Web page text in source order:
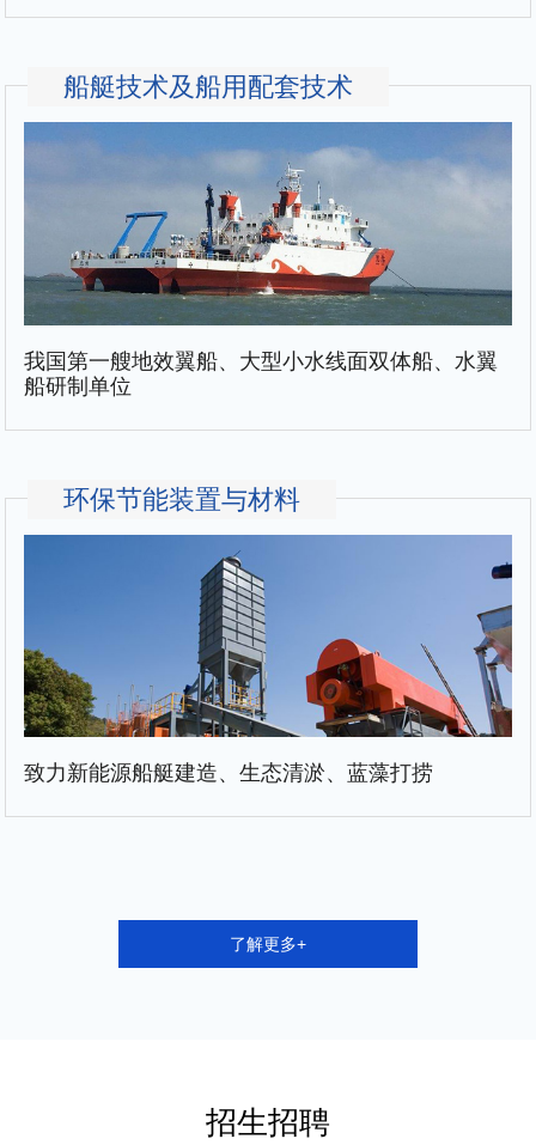
船艇技术及船用配套技术
我国第一艘地效翼船、大型小水线面双体船、水翼
船研制单位
环保节能装置与材料
致力新能源船艇建造、生态清淤、蓝藻打捞
了解更多+
招生招聘